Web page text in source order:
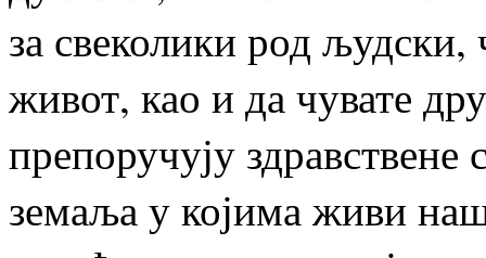
за свеколики род људски,
живот, као и да чувате
препоручују
земаља у којима живи